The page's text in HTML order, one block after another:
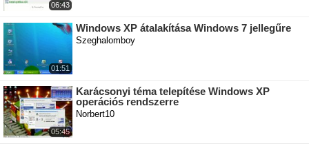
06:43
01:51
Windows XP átalakítása Windows 7 jellegűre
Szeghalomboy
05:45
Karácsonyi téma telepítése Windows XP
operációs rendszerre
Norbert10